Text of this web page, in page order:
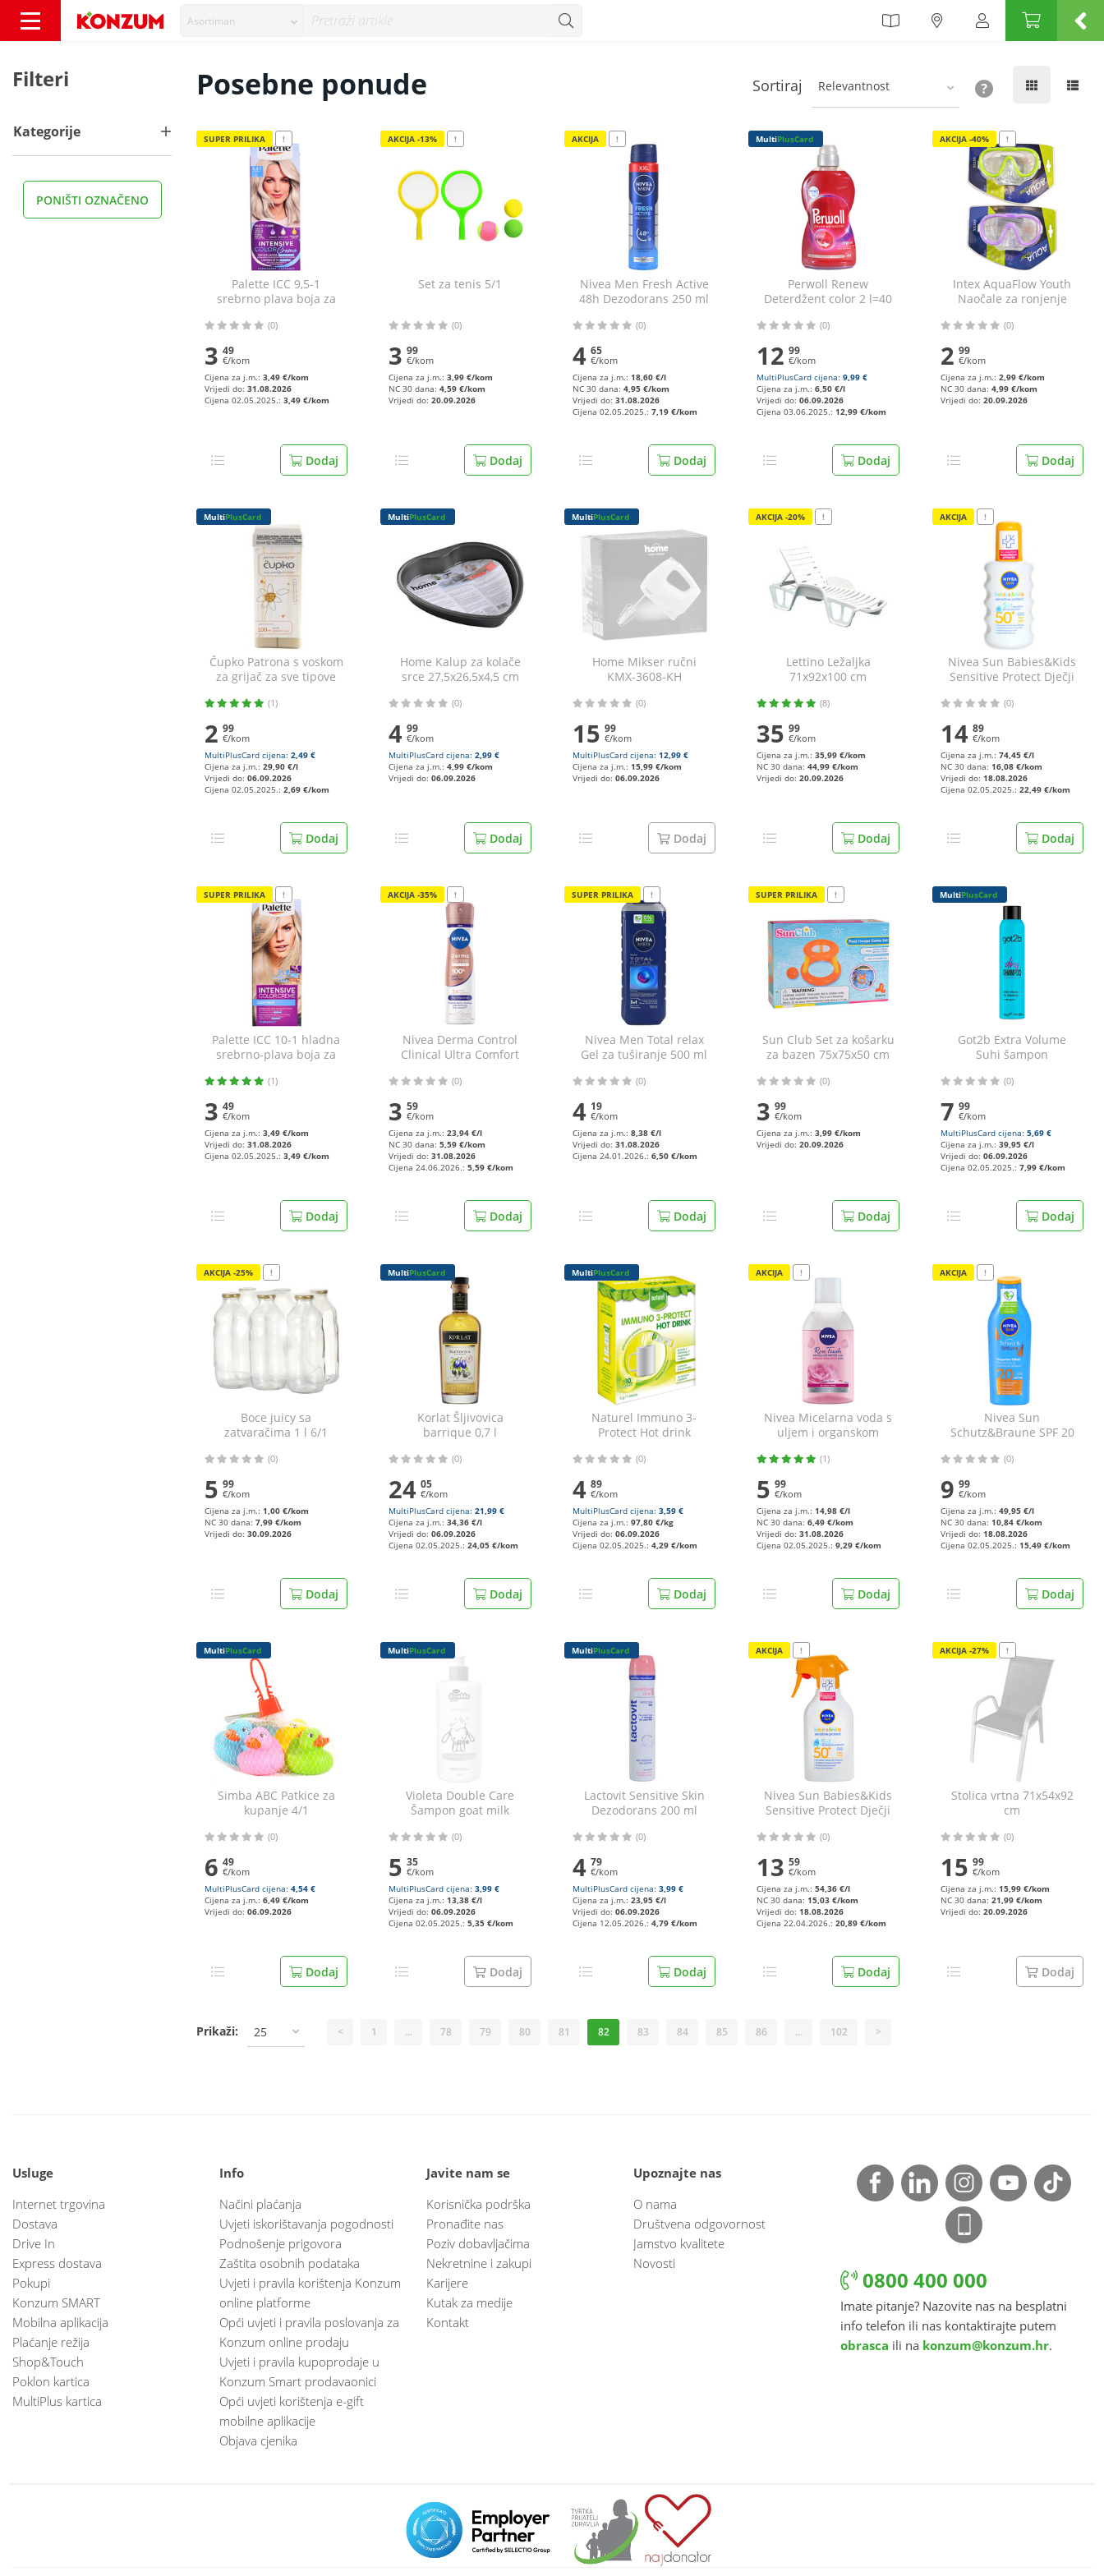
Asortiman
Filteri
Kategorije
PONIŠTI OZNAČENO
Posebne ponude Sortiraj Relevantnost
SUPER PRILIKA !
Palette ICC 9,5-1
srebrno plava boja za
(0)
3 49
€/kom
Cijena za j.m.: 3,49 €/kom
Vrijedi do: 31.08.2026
Cijena 02.05.2025.: 3,49 €/kom
Dodaj
AKCIJA -13% !
Set za tenis 5/1
(0)
3 99
€/kom
Cijena za j.m.: 3,99 €/kom
NC 30 dana: 4,59 €/kom
Vrijedi do: 20.09.2026
Dodaj
AKCIJA !
Nivea Men Fresh Active
48h Dezodorans 250 ml
(0)
4 65
€/kom
Cijena za j.m.: 18,60 €/l
NC 30 dana: 4,95 €/kom
Vrijedi do: 31.08.2026
Cijena 02.05.2025.: 7,19 €/kom
Dodaj
MultiPlusCard
Perwoll Renew
Deterdžent color 2 l=40
(0)
12 99
€/kom
MultiPlusCard cijena: 9,99 €
Cijena za j.m.: 6,50 €/l
Vrijedi do: 06.09.2026
Cijena 03.06.2025.: 12,99 €/kom
Dodaj
AKCIJA -40% !
Intex AquaFlow Youth
Naočale za ronjenje
(0)
2 99
€/kom
Cijena za j.m.: 2,99 €/kom
NC 30 dana: 4,99 €/kom
Vrijedi do: 20.09.2026
Dodaj
MultiPlusCard
Čupko Patrona s voskom
za grijač za sve tipove
(1)
2 99
€/kom
MultiPlusCard cijena: 2,49 €
Cijena za j.m.: 29,90 €/l
Vrijedi do: 06.09.2026
Cijena 02.05.2025.: 2,69 €/kom
Dodaj
MultiPlusCard
Home Kalup za kolače
srce 27,5x26,5x4,5 cm
(0)
4 99
€/kom
MultiPlusCard cijena: 2,99 €
Cijena za j.m.: 4,99 €/kom
Vrijedi do: 06.09.2026
Dodaj
MultiPlusCard
Home Mikser ručni
KMX-3608-KH
(0)
15 99
€/kom
MultiPlusCard cijena: 12,99 €
Cijena za j.m.: 15,99 €/kom
Vrijedi do: 06.09.2026
Dodaj
AKCIJA -20% !
Lettino Ležaljka
71x92x100 cm
(8)
35 99
€/kom
Cijena za j.m.: 35,99 €/kom
NC 30 dana: 44,99 €/kom
Vrijedi do: 20.09.2026
Dodaj
AKCIJA !
Nivea Sun Babies&Kids
Sensitive Protect Dječji
SPF50+ 200 ml
(0)
14 89
€/kom
Cijena za j.m.: 74,45 €/l
NC 30 dana: 16,08 €/kom
Vrijedi do: 18.08.2026
Cijena 02.05.2025.: 22,49 €/kom
Dodaj
SUPER PRILIKA !
Palette ICC 10-1 hladna
srebrno-plava boja za
(1)
3 49
€/kom
Cijena za j.m.: 3,49 €/kom
Vrijedi do: 31.08.2026
Cijena 02.05.2025.: 3,49 €/kom
Dodaj
AKCIJA -35% !
Nivea Derma Control
Clinical Ultra Comfort
(0)
3 59
€/kom
Cijena za j.m.: 23,94 €/l
NC 30 dana: 5,59 €/kom
Vrijedi do: 31.08.2026
Cijena 24.06.2026.: 5,59 €/kom
Dodaj
SUPER PRILIKA !
Nivea Men Total relax
Gel za tuširanje 500 ml
(0)
4 19
€/kom
Cijena za j.m.: 8,38 €/l
Vrijedi do: 31.08.2026
Cijena 24.01.2026.: 6,50 €/kom
Dodaj
SUPER PRILIKA !
Sun Club Set za košarku
za bazen 75x75x50 cm
(0)
3 99
€/kom
Cijena za j.m.: 3,99 €/kom
Vrijedi do: 20.09.2026
Dodaj
MultiPlusCard
Got2b Extra Volume
Suhi šampon
ml
(0)
7 99
€/kom
MultiPlusCard cijena: 5,69 €
Cijena za j.m.: 39,95 €/l
Vrijedi do: 06.09.2026
Cijena 02.05.2025.: 7,99 €/kom
Dodaj
AKCIJA -25% !
Boce juicy sa
zatvaračima 1 l 6/1
(0)
5 99
€/kom
Cijena za j.m.: 1,00 €/kom
NC 30 dana: 7,99 €/kom
Vrijedi do: 30.09.2026
Dodaj
MultiPlusCard
Korlat Šljivovica
barrique 0,7 l
(0)
24 05
€/kom
MultiPlusCard cijena: 21,99 €
Cijena za j.m.: 34,36 €/l
Vrijedi do: 06.09.2026
Cijena 02.05.2025.: 24,05 €/kom
Dodaj
MultiPlusCard
Naturel Immuno 3-
Protect Hot drink
(0)
4 89
€/kom
MultiPlusCard cijena: 3,59 €
Cijena za j.m.: 97,80 €/kg
Vrijedi do: 06.09.2026
Cijena 02.05.2025.: 4,29 €/kom
Dodaj
AKCIJA !
Nivea Micelarna voda s
uljem i organskom
ml
(1)
5 99
€/kom
Cijena za j.m.: 14,98 €/l
NC 30 dana: 6,49 €/kom
Vrijedi do: 31.08.2026
Cijena 02.05.2025.: 9,29 €/kom
Dodaj
AKCIJA !
Nivea Sun
Schutz&Braune SPF 20
ml
(0)
9 99
€/kom
Cijena za j.m.: 49,95 €/l
NC 30 dana: 10,84 €/kom
Vrijedi do: 18.08.2026
Cijena 02.05.2025.: 15,49 €/kom
Dodaj
MultiPlusCard
Simba ABC Patkice za
kupanje 4/1
(0)
6 49
€/kom
MultiPlusCard cijena: 4,54 €
Cijena za j.m.: 6,49 €/kom
Vrijedi do: 06.09.2026
Dodaj
MultiPlusCard
Violeta Double Care
Šampon goat milk
(0)
5 35
€/kom
MultiPlusCard cijena: 3,99 €
Cijena za j.m.: 13,38 €/l
Vrijedi do: 06.09.2026
Cijena 02.05.2025.: 5,35 €/kom
Dodaj
MultiPlusCard
Lactovit Sensitive Skin
Dezodorans 200 ml
(0)
4 79
€/kom
MultiPlusCard cijena: 3,99 €
Cijena za j.m.: 23,95 €/l
Vrijedi do: 06.09.2026
Cijena 12.05.2026.: 4,79 €/kom
Dodaj
AKCIJA !
Nivea Sun Babies&Kids
Sensitive Protect Dječji
SPF50+ 250 ml
(0)
13 59
€/kom
Cijena za j.m.: 54,36 €/l
NC 30 dana: 15,03 €/kom
Vrijedi do: 18.08.2026
Cijena 22.04.2026.: 20,89 €/kom
Dodaj
AKCIJA -27% !
Stolica vrtna 71x54x92
cm
(0)
15 99
€/kom
Cijena za j.m.: 15,99 €/kom
NC 30 dana: 21,99 €/kom
Vrijedi do: 20.09.2026
Dodaj
Prikaži: 25 < 1 ... 78 79 80 81 82 83 84 85 86 ... 102 >
Usluge
Internet trgovina
Dostava
Drive In
Express dostava
Pokupi
Konzum SMART
Mobilna aplikacija
Plaćanje režija
Shop&Touch
Poklon kartica
MultiPlus kartica
Info
Načini plaćanja
Uvjeti iskorištavanja pogodnosti
Podnošenje prigovora
Zaštita osobnih podataka
Uvjeti i pravila korištenja Konzum
online platforme
Opći uvjeti i pravila poslovanja za
Konzum online prodaju
Uvjeti i pravila kupoprodaje u
Konzum Smart prodavaonici
Opći uvjeti korištenja e-gift
mobilne aplikacije
Objava cjenika
Javite nam se
Korisnička podrška
Pronađite nas
Poziv dobavljačima
Nekretnine i zakupi
Karijere
Kutak za medije
Kontakt
Upoznajte nas
O nama
Društvena odgovornost
Jamstvo kvalitete
Novosti
0800 400 000
Imate pitanje? Nazovite nas na besplatni
info telefon ili nas kontaktirajte putem
obrasca ili na konzum@konzum.hr.